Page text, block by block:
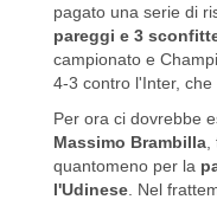
pagato una serie di
pareggi e 3
campionato e
4-3 contro l'Inter,
Per ora ci dovrebbe
Massimo Brambilla,
quantomeno per la
l'Udinese. Nel